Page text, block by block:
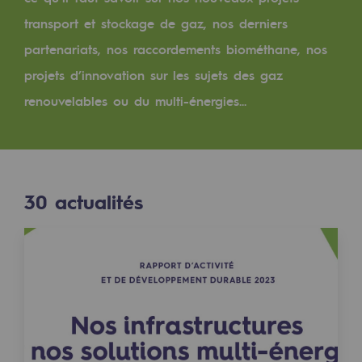
Transversalité et Collaboratif
Notre culture et nos valeurs
Une organisation certifiée
Gouvernance
Publications institutionnelles
Les énergies d'avenir
transport et stockage de gaz, nos derniers
partenariats, nos raccordements biométhane, nos
projets d’innovation sur les sujets des gaz
renouvelables ou du multi-énergies...
30 actualités